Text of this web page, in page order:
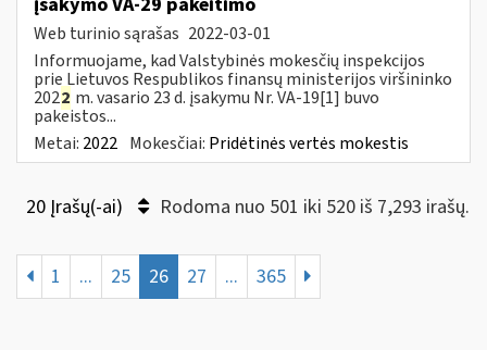
Web turinio sąrašas 2022-03-01
Informuojame, kad Valstybinės mokesčių inspekcijos
prie Lietuvos Respublikos finansų ministerijos viršininko
2022 m. vasario 23 d. įsakymu Nr. VA-19[1] buvo
pakeistos...
Metai: 2022 Mokesčiai: Pridėtinės vertės mokestis
20 Įrašų(-ai) Rodoma nuo 501 iki 520 iš 7,293 irašų.
1 ... 25 26 27 ... 365